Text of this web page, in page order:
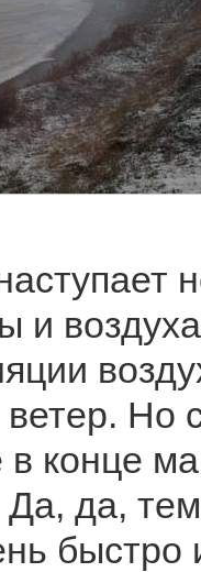
и
Но
конце
Да, да,
быстро